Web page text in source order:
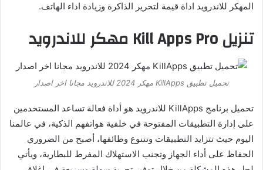
المهكر للاندرويد اداة قيمة لتحرير الذاكرة وزيادة اداء الهاتف.
تنزيل Kill Apps Pro مهكر للاندرويد
تحميل تطبيق KillApps مهكر 2024 للاندرويد مجانا اخر اصدار
تحميل برنامج KillApps للاندرويد هو أداة فعالة تساعد المستخدمين
على إدارة التطبيقات المفتوحة في خلفية هواتفهم الذكية، في عالمنا
اليوم حيث تتزايد التطبيقات وتتنوع وظائفها، أصبح من الضروري
الحفاظ على أداء الجهاز وتجنب الاستهلاك المفرط للبطارية، ويأتي